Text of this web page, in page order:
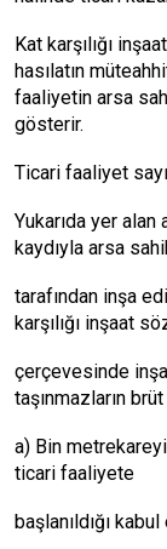
Kat karşılığı
hasılatın
faaliyetin arsa
gösterir.
Ticari faaliyet
Yukarıda yer alan
kaydıyla arsa
tarafından inşa
karşılığı inşaat
çerçevesinde
taşınmazların brüt
a) Bin
ticari faaliyete
başlanıldığı kabul